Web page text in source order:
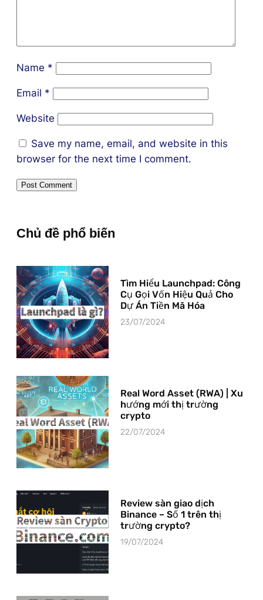
Name *
Email *
Website
Save my name, email, and website in this
browser for the next time I comment.
Chủ đề phổ biến
Tìm Hiểu Launchpad: Công
Cụ Gọi Vốn Hiệu Quả Cho
Dự Án Tiền Mã Hóa
23/07/2024
Real Word Asset (RWA) | Xu
hướng mới thị trường
crypto
22/07/2024
Review sàn giao dịch
Binance – Số 1 trên thị
trường crypto?
19/07/2024